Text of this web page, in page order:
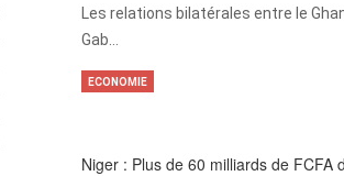
Les relations bilatérales entre le
Gab…
Niger : Plus de 60 milliards de FCFA
ECONOMIE